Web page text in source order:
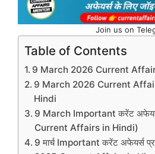
Join us on
Table of Contents
9 March 2026 Current
9 March 2026 Current
Hindi
9 March Important करेंट
Current Affairs in Hindi)
9 मार्च Important करेंट अफेयर्स